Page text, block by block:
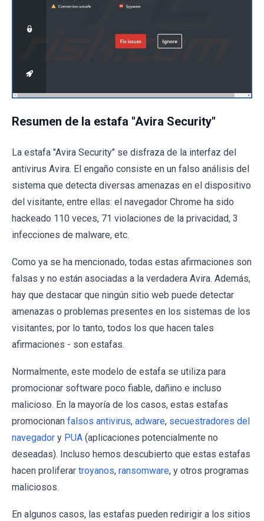
Resumen de la estafa "Avira Security"
La estafa "Avira Security" se disfraza de la interfaz del
antivirus Avira. El engaño consiste en un falso análisis del
sistema que detecta diversas amenazas en el dispositivo
del visitante, entre ellas: el navegador Chrome ha sido
hackeado 110 veces, 71 violaciones de la privacidad, 3
infecciones de malware, etc.
Como ya se ha mencionado, todas estas afirmaciones son
falsas y no están asociadas a la verdadera Avira. Además,
hay que destacar que ningún sitio web puede detectar
amenazas o problemas presentes en los sistemas de los
visitantes; por lo tanto, todos los que hacen tales
afirmaciones - son estafas.
Normalmente, este modelo de estafa se utiliza para
promocionar software poco fiable, dañino e incluso
malicioso. En la mayoría de los casos, estas estafas
promocionan falsos antivirus, adware, secuestradores del
navegador y PUA (aplicaciones potencialmente no
deseadas). Incluso hemos descubierto que estas estafas
hacen proliferar troyanos, ransomware, y otros programas
maliciosos.
En algunos casos, las estafas pueden redirigir a los sitios